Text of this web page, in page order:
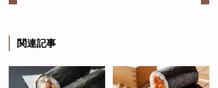
関連記事